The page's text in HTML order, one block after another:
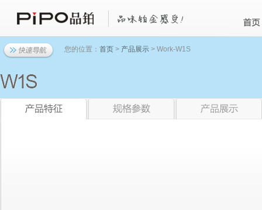
您的位置： 首页 > 产品展示 > Work-W1S